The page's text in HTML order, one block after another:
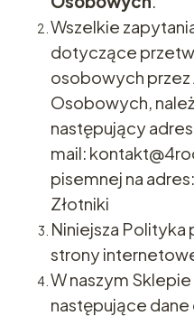
Wszelkie
dotyczące
osobowych przez
Osobowych,
następujący
mail:
pisemnej na
Złotniki
Niniejsza
strony
W naszym
następujące